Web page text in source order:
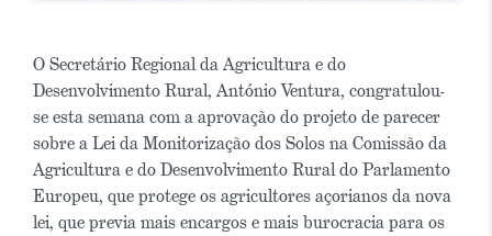
O Secretário Regional da Agricultura e do
Desenvolvimento Rural, António Ventura, congratulou-
se esta semana com a aprovação do projeto de parecer
sobre a Lei da Monitorização dos Solos na Comissão da
Agricultura e do Desenvolvimento Rural do Parlamento
Europeu, que protege os agricultores açorianos da nova
lei, que previa mais encargos e mais burocracia para os